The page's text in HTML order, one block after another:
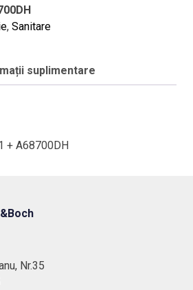
, Sanitare
suplimentare
+ A68700DH
Nr.35